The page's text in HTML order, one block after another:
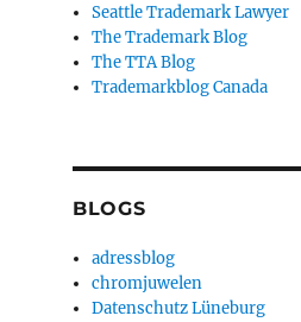
Seattle Trademark Lawyer
The Trademark Blog
The TTA Blog
Trademarkblog Canada
BLOGS
adressblog
chromjuwelen
Datenschutz Lüneburg